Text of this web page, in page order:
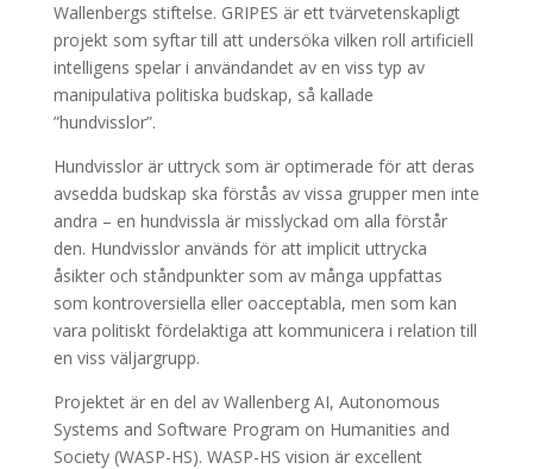
Wallenbergs stiftelse. GRIPES är ett tvärvetenskapligt
projekt som syftar till att undersöka vilken roll artificiell
intelligens spelar i användandet av en viss typ av
manipulativa politiska budskap, så kallade
”hundvisslor”.
Hundvisslor är uttryck som är optimerade för att deras
avsedda budskap ska förstås av vissa grupper men inte
andra – en hundvissla är misslyckad om alla förstår
den. Hundvisslor används för att implicit uttrycka
åsikter och ståndpunkter som av många uppfattas
som kontroversiella eller oacceptabla, men som kan
vara politiskt fördelaktiga att kommunicera i relation till
en viss väljargrupp.
Projektet är en del av Wallenberg AI, Autonomous
Systems and Software Program on Humanities and
Society (WASP-HS). WASP-HS vision är excellent